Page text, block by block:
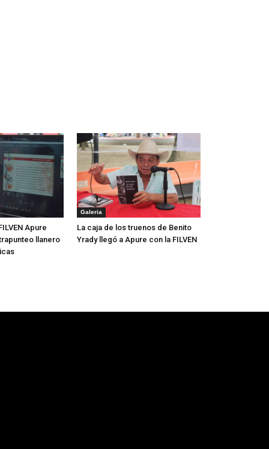
Apure
llanero
Galeria
La caja de los truenos de Benito
Yrady llegó a Apure con la FILVEN